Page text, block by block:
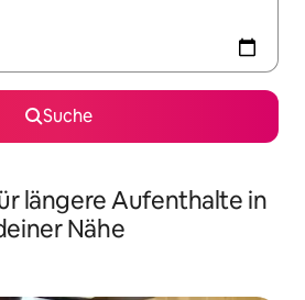
Suche
längere Aufenthalte in
Nähe